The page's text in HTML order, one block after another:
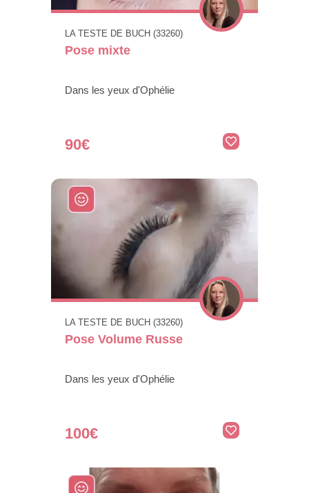
LA TESTE DE BUCH (33260)
Pose mixte
Dans les yeux d'Ophélie
90€
LA TESTE DE BUCH (33260)
Pose Volume Russe
Dans les yeux d'Ophélie
100€